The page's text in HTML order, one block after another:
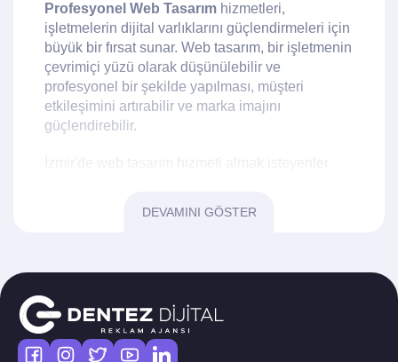
Profesyonel Web Tasarım hizmetleri,
işletmelerin dijital varlıklarını güçlendirmeleri için
büyük bir fırsat sunar. Web tasarım, bir işletmenin
çevrimiçi yüzü olarak düşünülebilir ve
profesyonel bir şekilde yapılması, müşteri
etkileşimini artırabilir ve marka imajını
güçlendirebilir.
İzmir'de web tasarım hizmeti almak isteyenler
profesyonel bir hizmet almak, sitenizin kullanıcı
dostu, estetik ve işlevsel olmasını sağlar.
artmasını sağlayabilir. Ayrıca,
içeriklerile arama motorlarında üst sıralarda yer
alarak daha geniş bir kitleye ulaşabilirsiniz.
DEVAMINI GÖSTER